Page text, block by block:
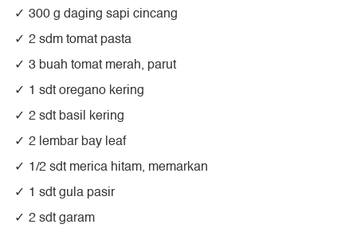
300 g daging sapi cincang
2 sdm tomat pasta
3 buah tomat merah, parut
1 sdt oregano kering
2 sdt basil kering
2 lembar bay leaf
1/2 sdt merica hitam, memarkan
1 sdt gula pasir
2 sdt garam